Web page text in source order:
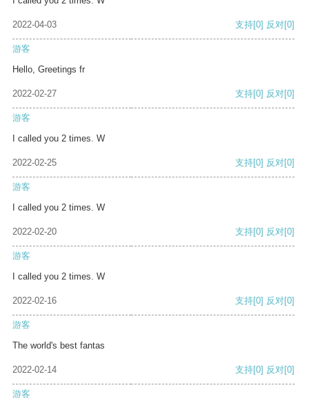
2022-04-03 支持[0] 反对[0]
游客
Hello, Greetings fr
2022-02-27 支持[0] 反对[0]
游客
I called you 2 times. W
2022-02-25 支持[0] 反对[0]
游客
I called you 2 times. W
2022-02-20 支持[0] 反对[0]
游客
I called you 2 times. W
2022-02-16 支持[0] 反对[0]
游客
The world's best fantas
2022-02-14 支持[0] 反对[0]
游客